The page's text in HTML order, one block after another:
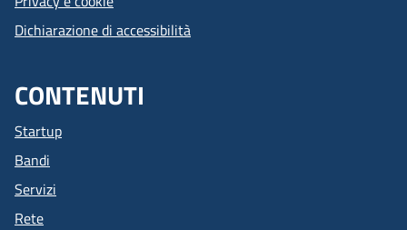
Dichiarazione di accessibilità
CONTENUTI
Startup
Bandi
Servizi
Rete